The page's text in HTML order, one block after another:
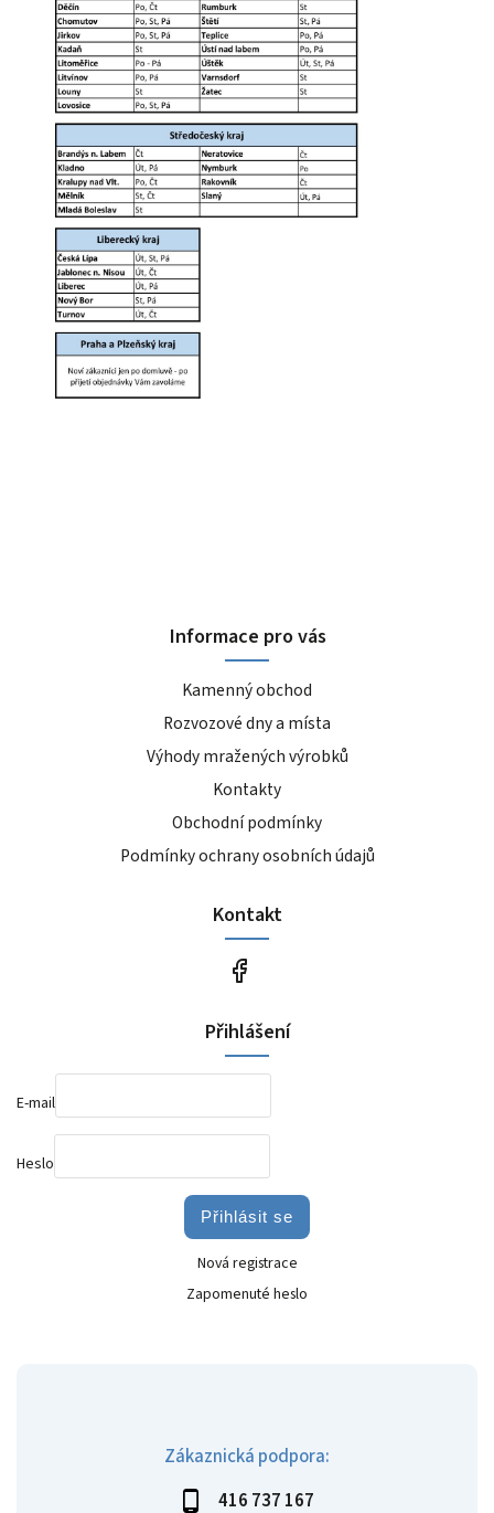
Zákaznická podpora:
416 737 167
Informace pro vás
Kamenný obchod
Rozvozové dny a místa
Výhody mražených výrobků
Kontakty
Obchodní podmínky
Podmínky ochrany osobních údajů
Kontakt
Přihlášení
E-mail
Heslo
Přihlásit se
Nová registrace
Zapomenuté heslo